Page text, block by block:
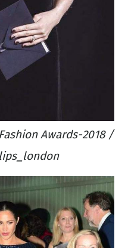
Fashion Awards-2018 /